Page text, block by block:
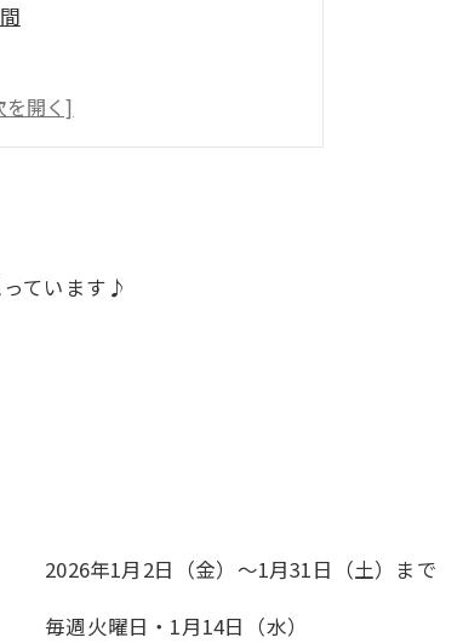
どころは《この2つ！》
）・初売りフェア
の見どころは《この3つ！》
ています♪
2026年1月2日（金）〜1月31日（土）まで
毎週火曜日・1月14日（水）